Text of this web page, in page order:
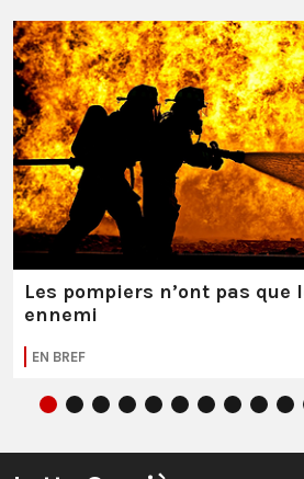
Les pompiers n’ont pas que
ennemi
EN BREF